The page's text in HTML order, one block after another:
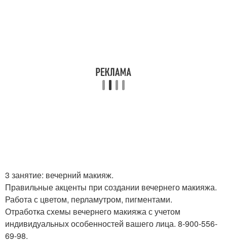
3 занятие: вечерний макияж.
Правильные акценты при создании вечернего макияжа.
Работа с цветом, перламутром, пигментами.
Отработка схемы вечернего макияжа с учетом
индивидуальных особенностей вашего лица. 8-900-556-
69-98.